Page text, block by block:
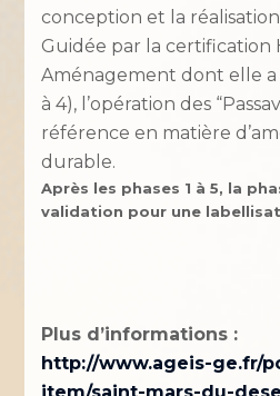
conception et la
Guidée par la certification
Aménagement dont elle a
à 4), l’opération des
référence en matière
durable.
Après les phases 1 à 5, la
validation pour une
Plus d’informations :
http://www.ageis-ge.fr/